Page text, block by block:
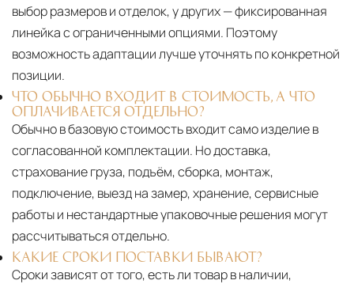
выбор размеров и отделок, у других — фиксированная
линейка с ограниченными опциями. Поэтому
возможность адаптации лучше уточнять по конкретной
позиции.
ЧТО ОБЫЧНО ВХОДИТ В СТОИМОСТЬ, А ЧТО
ОПЛАЧИВАЕТСЯ ОТДЕЛЬНО?
Обычно в базовую стоимость входит само изделие в
согласованной комплектации. Но доставка,
страхование груза, подъём, сборка, монтаж,
подключение, выезд на замер, хранение, сервисные
работы и нестандартные упаковочные решения могут
рассчитываться отдельно.
КАКИЕ СРОКИ ПОСТАВКИ БЫВАЮТ?
Сроки зависят от того, есть ли товар в наличии,